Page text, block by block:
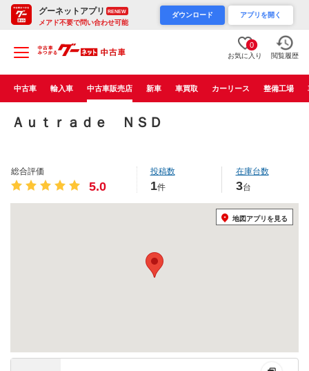
グーネットアプリ RENEW
メアド不要で問い合わせ可能
ダウンロード アプリを開く
0
お気に入り 閲覧履歴
中古車 輸入車 中古車販売店 新車 車買取 カーリース 整備工場
Ａｕｔｒａｄｅ ＮＳＤ
総合評価
5.0
投稿数
1件
在庫台数
3台
地図アプリを見る